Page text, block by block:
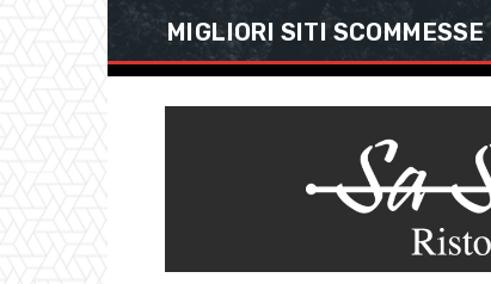
MIGLIORI SITI SCOMMESSE